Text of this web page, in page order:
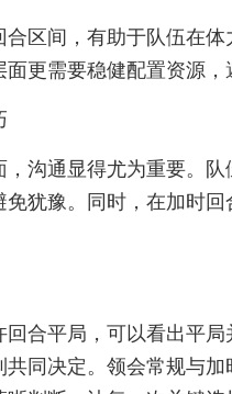
合区间，有助于队伍在
更需要稳健配置资源
，沟通显得尤为重要。
免犹豫。同时，在加时
回合平局，可以看出平
同决定。领会常规与